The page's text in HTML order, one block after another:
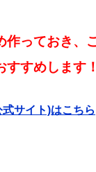
作っておき、
すすめします！
サイト)はこちら